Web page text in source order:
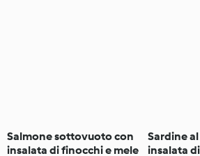
Salmone sottovuoto con
insalata di finocchi e mele
Sardine
insalata